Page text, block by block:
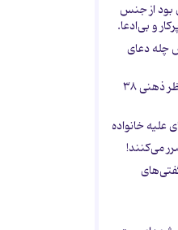
بود از جنس
و بی‌ادعا.
چله دعای
چطور خودمان را از نظر ذهنی ۳۸
می‌کنند!